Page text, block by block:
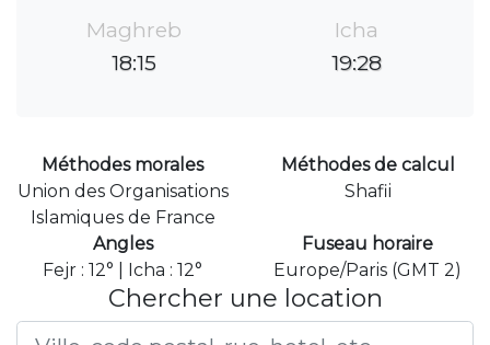
Maghreb
18:15
Icha
19:28
Méthodes morales
Union des Organisations
Islamiques de France
Méthodes de calcul
Shafii
Angles
Fejr : 12° | Icha : 12°
Fuseau horaire
Europe/Paris (GMT 2)
Chercher une location